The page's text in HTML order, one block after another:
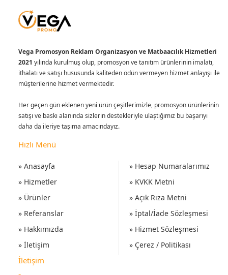
Vega Promosyon Reklam Organizasyon ve Matbaacılık Hizmetleri
2021 yılında kurulmuş olup, promosyon ve tanıtım ürünlerinin imalatı,
ithalatı ve satışı hususunda kaliteden ödün vermeyen hizmet anlayışı ile
müşterilerine hizmet vermektedir.
Her geçen gün eklenen yeni ürün çeşitlerimizle, promosyon ürünlerinin
satışı ve baskı alanında sizlerin destekleriyle ulaştığımız bu başarıyı
daha da ileriye taşıma amacındayız.
Hızlı Menü
» Anasayfa
» Hizmetler
» Ürünler
» Referanslar
» Hakkımızda
» İletişim
» Hesap Numaralarımız
» KVKK Metni
» Açık Rıza Metni
» İptal/İade Sözleşmesi
» Hizmet Sözleşmesi
» Çerez / Politikası
İletişim